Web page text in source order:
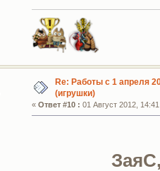
Re: Работы с 1 апреля
(игрушки)
«Ответ #10 : 01 Август 2012,